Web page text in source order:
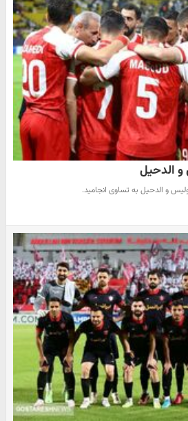
و الدحیل
و الدحیل به تساوی انجامید.